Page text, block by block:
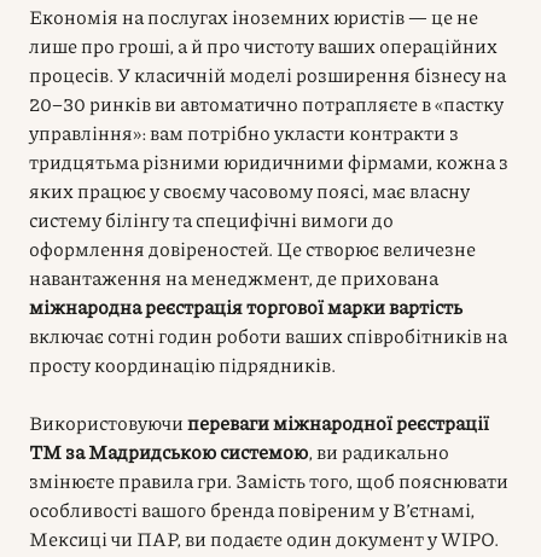
Економія на послугах іноземних юристів — це не
лише про гроші, а й про чистоту ваших операційних
процесів. У класичній моделі розширення бізнесу на
20–30 ринків ви автоматично потрапляєте в «пастку
управління»: вам потрібно укласти контракти з
тридцятьма різними юридичними фірмами, кожна з
яких працює у своєму часовому поясі, має власну
систему білінгу та специфічні вимоги до
оформлення довіреностей. Це створює величезне
навантаження на менеджмент, де прихована
міжнародна реєстрація торгової марки вартість
включає сотні годин роботи ваших співробітників на
просту координацію підрядників.
Використовуючипереваги міжнародної реєстрації
ТМ за Мадридською системою, ви радикально
змінюєте правила гри. Замість того, щоб пояснювати
особливості вашого бренда повіреним у В’єтнамі,
Мексиці чи ПАР, ви подаєте один документ у WIPO.